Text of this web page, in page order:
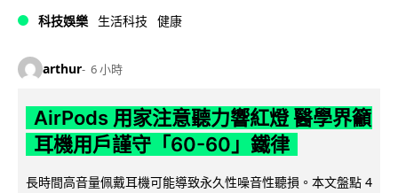
科技娛樂 生活科技 健康
arthur 6 小時
AirPods 用家注意聽力響紅燈 醫學界籲
耳機用戶謹守「60-60」鐵律
長時間高音量佩戴耳機可能導致永久性噪音性聽損。本文盤點 4